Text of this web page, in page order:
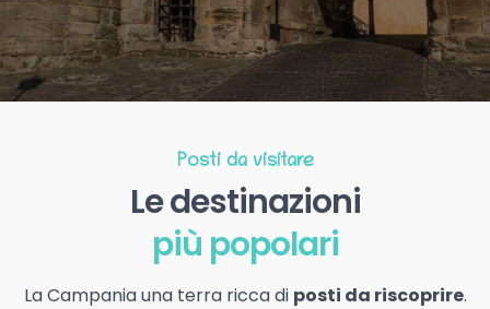
Posti da visitare
Le destinazioni
più popolari
La Campania una terra ricca di posti da riscoprire.